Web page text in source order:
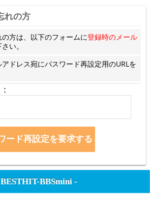
れの方
方は、以下のフォームに登録時のメール
い。
ドレス宛にパスワード再設定用のURLを
BESTHIT-BBSmini-